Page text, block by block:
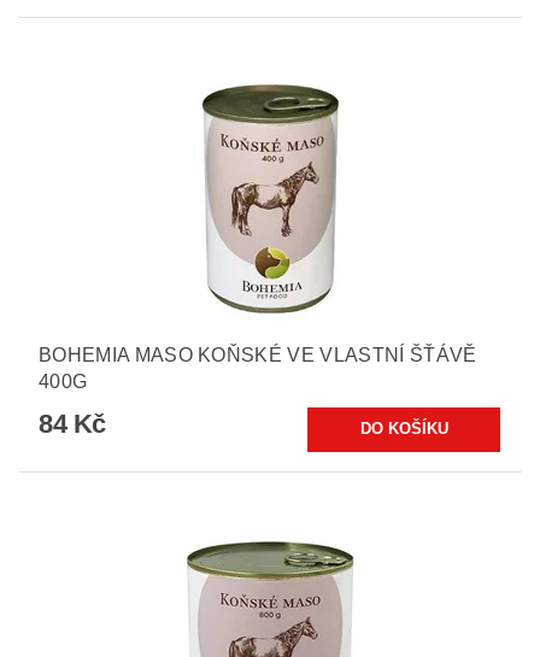
BOHEMIA MASO KOŇSKÉ VE VLASTNÍ ŠŤÁVĚ
400G
84 Kč